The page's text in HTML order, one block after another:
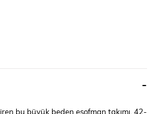
bu büyük beden eşofman takımı, 42-